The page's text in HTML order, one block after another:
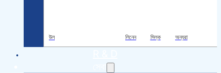
উল লিনেন সিল্ক অন্যরা